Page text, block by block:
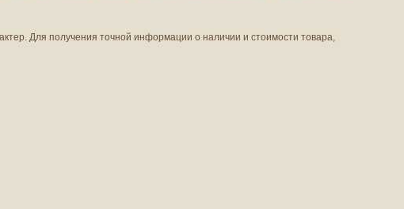
Для получения точной информации о наличии и стоимости товара,